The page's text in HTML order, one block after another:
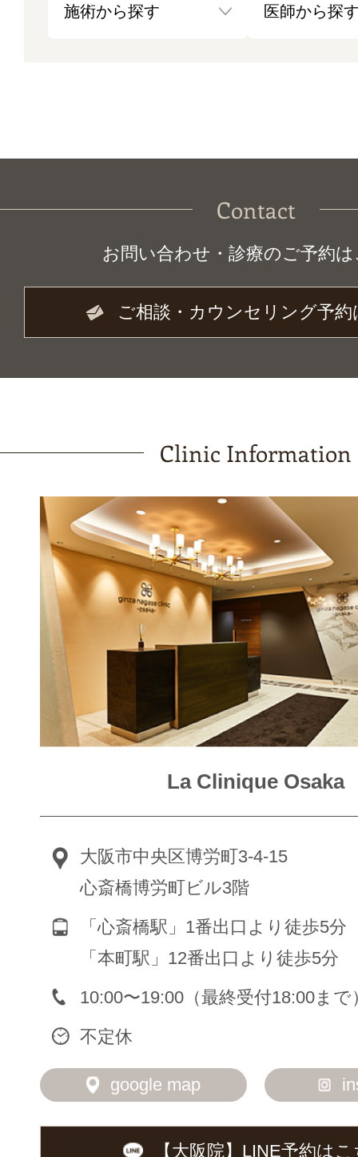
Contact
お問い合わせ・診療のご予約
ご相談・カウンセリング予
Clinic Information
La Clinique Osaka
大阪市中央区博労町3-4-15
心斎橋博労町ビル3階
「心斎橋駅」1番出口より徒歩5分
「本町駅」12番出口より徒歩5分
10:00〜19:00（最終受付18:00まで
不定休
google map
【大阪院】LINE予約は